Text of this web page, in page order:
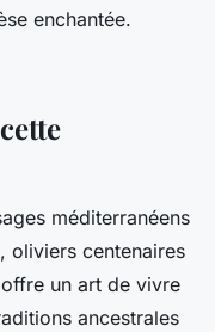
enchantée.
méditerranéens
oliviers centenaires
un art de vivre
ancestrales